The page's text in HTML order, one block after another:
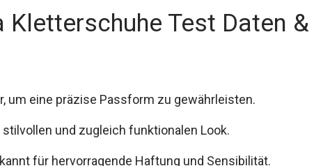
Kletterschuhe Test Daten &
um eine präzise Passform zu gewährleisten.
und zugleich funktionalen Look.
für hervorragende Haftung und Sensibilität.